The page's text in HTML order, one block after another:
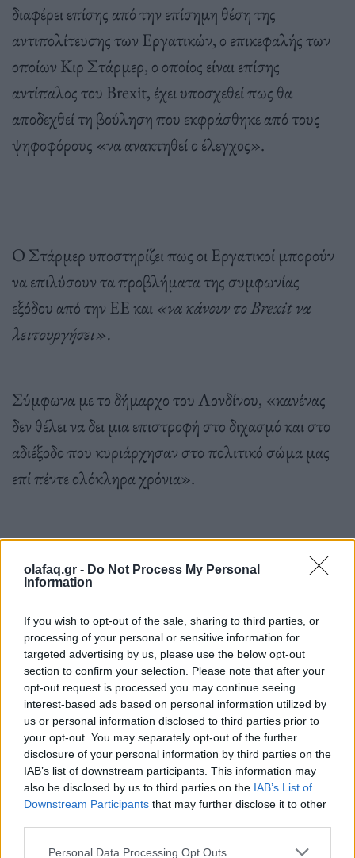
olafaq.gr - Do Not Process My Personal
Information
If you wish to opt-out of the sale, sharing to third parties, or
processing of your personal or sensitive information for
targeted advertising by us, please use the below opt-out
section to confirm your selection. Please note that after your
opt-out request is processed you may continue seeing
interest-based ads based on personal information utilized by
us or personal information disclosed to third parties prior to
your opt-out. You may separately opt-out of the further
disclosure of your personal information by third parties on the
IAB’s list of downstream participants. This information may
also be disclosed by us to third parties on the IAB’s List of
Downstream Participants that may further disclose it to other
Personal Data Processing Opt Outs
διαφέρει επίσης από την επίσημη θέση της
αντιπολίτευσης των Εργατικών, ο επικεφαλής των
οποίων Κιρ Στάρμερ, ο οποίος είναι επίσης
αντίπαλος του Brexit, έχει υποσχεθεί πως θα
αποδεχθεί τη βούληση που εκφράσθηκε από τους
ψηφοφόρους «να ανακτηθεί ο έλεγχος».
Ο Στάρμερ υποστηρίζει πως οι Εργατικοί μπορούν
να επιλύσουν τα προβλήματα της συμφωνίας
εξόδου από την ΕΕ και«να κάνουν το Brexit να
λειτουργήσει».
Σύμφωνα με το δήμαρχο του Λονδίνου, «κανένας
δεν θέλει να δει μια επιστροφή στο διχασμό και στο
αδιέξοδο που κυριάρχησαν στο πολιτικό σώμα μας
επί πέντε ολόκληρα χρόνια».
Όμως«η πραγματικότητα είναι πως το Σίτι», το
«πλήττεται σκληρά από την απώλεια συμβολαίων
και ταλέντων», προς όφελος άλλων ευρωπαϊκών
πόλεων, όπως το Παρίσι ή το Άμστερνταμ,
υπογραμμίζει.
Η υποστήριξη προς το Brexit δεν ήταν ποτέ τόσο
χαμηλή στο Ηνωμένο Βασίλειο: λιγότεροι από το